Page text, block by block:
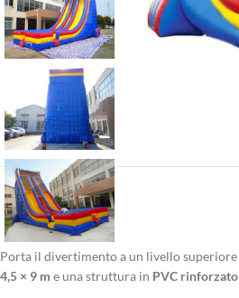
Porta il divertimento a un livello
4,5 × 9 m e una struttura in PVC